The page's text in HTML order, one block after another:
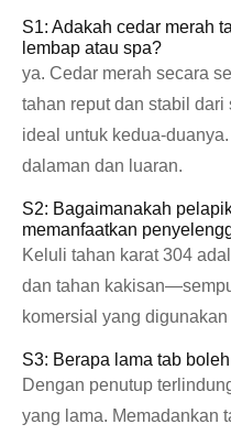
S1: Adakah cedar merah
lembap atau spa?
ya. Cedar merah secara
tahan reput dan stabil
ideal untuk kedua-
dalaman dan luaran.
S2: Bagaimanakah
memanfaatkan
Keluli tahan karat 304
dan tahan
komersial yang digunakan
S3: Berapa lama tab
Dengan penutup
yang lama. Memadankan